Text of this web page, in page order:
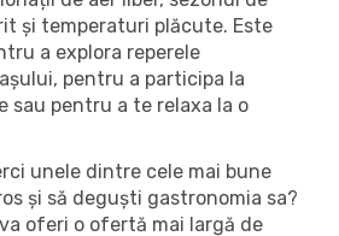
și temperaturi plăcute. Este
a explora reperele
pentru a participa la
pentru a te relaxa la o
unele dintre cele mai bune
și să deguști gastronomia sa?
oferi o ofertă mai largă de